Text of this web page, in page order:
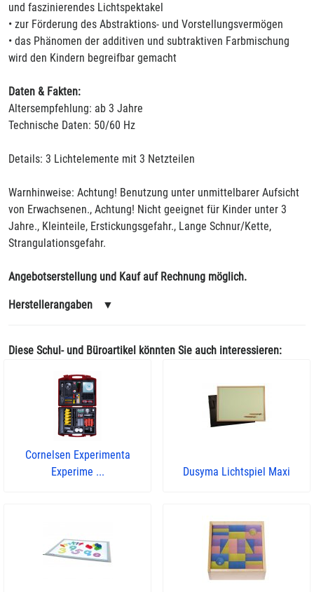
und faszinierendes Lichtspektakel
• zur Förderung des Abstraktions- und Vorstellungsvermögen
• das Phänomen der additiven und subtraktiven Farbmischung
wird den Kindern begreifbar gemacht
Daten & Fakten:
Altersempfehlung: ab 3 Jahre
Technische Daten: 50/60 Hz
Details: 3 Lichtelemente mit 3 Netzteilen
Warnhinweise: Achtung! Benutzung unter unmittelbarer Aufsicht
von Erwachsenen., Achtung! Nicht geeignet für Kinder unter 3
Jahre., Kleinteile, Erstickungsgefahr., Lange Schnur/Kette,
Strangulationsgefahr.
Angebotserstellung und Kauf auf Rechnung möglich.
Herstellerangaben ▼
Diese Schul- und Büroartikel könnten Sie auch interessieren:
Cornelsen Experimenta
Experime ...
Dusyma Lichtspiel Maxi